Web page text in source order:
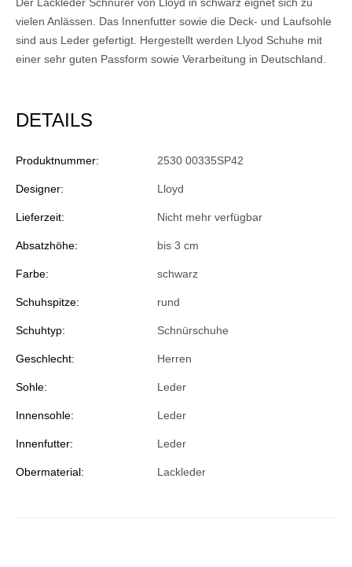
vielen Anlässen. Das Innenfutter sowie die Deck- und Laufsohle
sind aus Leder gefertigt. Hergestellt werden Llyod Schuhe mit
einer sehr guten Passform sowie Verarbeitung in Deutschland.
DETAILS
Produktnummer: 2530 00335SP42
Designer: Lloyd
Lieferzeit: Nicht mehr verfügbar
Absatzhöhe: bis 3 cm
Farbe: schwarz
Schuhspitze: rund
Schuhtyp: Schnürschuhe
Geschlecht: Herren
Sohle: Leder
Innensohle: Leder
Innenfutter: Leder
Obermaterial: Lackleder